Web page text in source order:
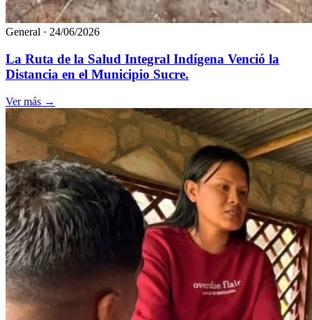
General · 24/06/2026
La Ruta de la Salud Integral Indígena Venció la
Distancia en el Municipio Sucre.
Ver más →